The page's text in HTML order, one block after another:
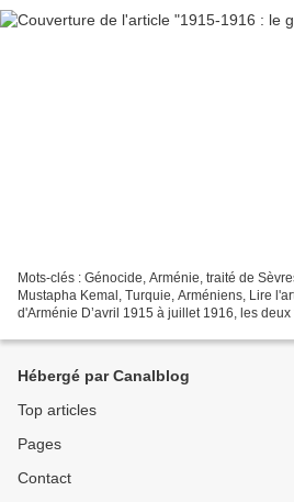
Mots-clés : Génocide, Arménie, traité de
Mustapha Kemal, Turquie, Arméniens, Lire
d'Arménie D’avril 1915 à juillet 1916, les deux
Hébergé par Canalblog
Top articles
Pages
Contact